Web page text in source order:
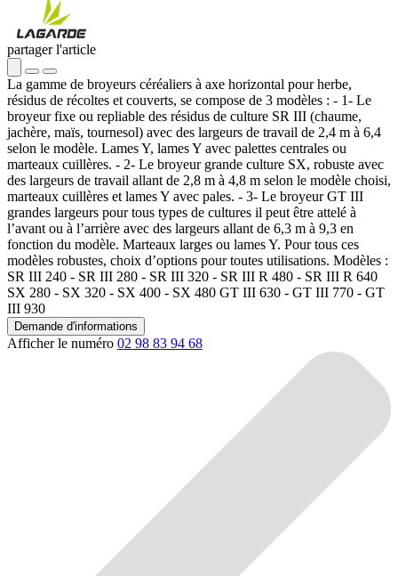
partager l'article
La gamme de broyeurs céréaliers à axe horizontal pour herbe,
résidus de récoltes et couverts, se compose de 3 modèles : - 1- Le
broyeur fixe ou repliable des résidus de culture SR III (chaume,
jachère, maïs, tournesol) avec des largeurs de travail de 2,4 m à 6,4
selon le modèle. Lames Y, lames Y avec palettes centrales ou
marteaux cuillères. - 2- Le broyeur grande culture SX, robuste avec
des largeurs de travail allant de 2,8 m à 4,8 m selon le modèle choisi,
marteaux cuillères et lames Y avec pales. - 3- Le broyeur GT III
grandes largeurs pour tous types de cultures il peut être attelé à
l’avant ou à l’arrière avec des largeurs allant de 6,3 m à 9,3 en
fonction du modèle. Marteaux larges ou lames Y. Pour tous ces
modèles robustes, choix d’options pour toutes utilisations. Modèles :
SR III 240 - SR III 280 - SR III 320 - SR III R 480 - SR III R 640
SX 280 - SX 320 - SX 400 - SX 480 GT III 630 - GT III 770 - GT
III 930
Demande d'informations
Afficher le numéro 02 98 83 94 68